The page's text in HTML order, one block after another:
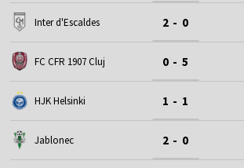
Inter d'Escaldes 2 - 0
FC CFR 1907 Cluj 0 - 5
HJK Helsinki 1 - 1
Jablonec 2 - 0